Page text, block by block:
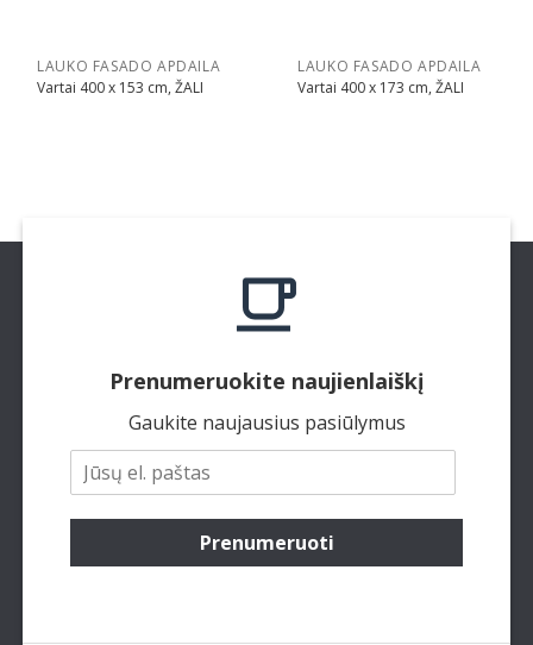
LAUKO FASADO APDAILA
Vartai 400 x 153 cm, ŽALI
LAUKO FASADO APDAILA
Vartai 400 x 173 cm, ŽALI
Prenumeruokite naujienlaiškį
Gaukite naujausius pasiūlymus
Prenumeruoti